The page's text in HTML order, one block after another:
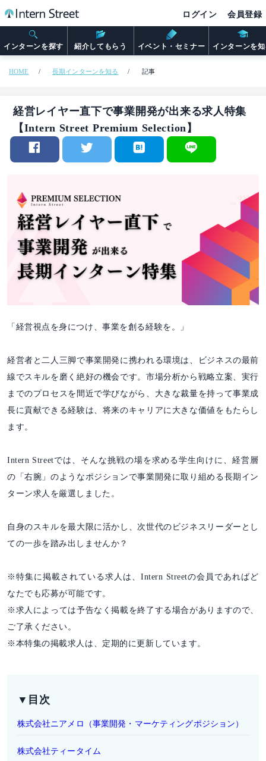
インターンを探す 紹介してもらう イベント・セミナー インターンを
ログイン 会員登録
HOME 長期インターンを知る 記事
経営レイヤー直下で事業開発が出来る求人特集
【Intern Street Premium Selection】
「経営視点を身につけ、事業を創る経験を。」
経営者と二人三脚で事業開発に携われる環境は、ビジネスの最前
線でスキルを磨く絶好の機会です。市場分析から戦略立案、実行
までのプロセスを間近で学びながら、大きな裁量を持って事業成
長に貢献できる経験は、将来のキャリアに大きな価値をもたらし
ます。
Intern Streetでは、そんな挑戦の場を求める学生向けに、経営層
の「右腕」のようなポジションで事業開発に取り組める長期イン
ターン求人を厳選しました。
自身のスキルを最大限に活かし、次世代のビジネスリーダーとし
ての一歩を踏み出しませんか？
※特集に掲載されている求人は、Intern Streetの会員であればど
なたでも応募が可能です。
※求人によっては予告なく掲載を終了する場合がありますので、
ご了承ください。
※本特集の掲載求人は、定期的に更新しています。
▼目次
株式会社ニアメロ（事業開発・マーケティングポジション）
株式会社ティータイム